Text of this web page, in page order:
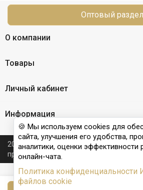
Оптовый раздел
О компании
Товары
Личный кабинет
Информация
2026 © Nail Club professional -
производителя бренда для наращивания
🍪 Мы используем cookies для
сайта, улучшения его удобства,
аналитики, оценки
онлайн-чата.
Политика конфиденциальности
файлов cookie